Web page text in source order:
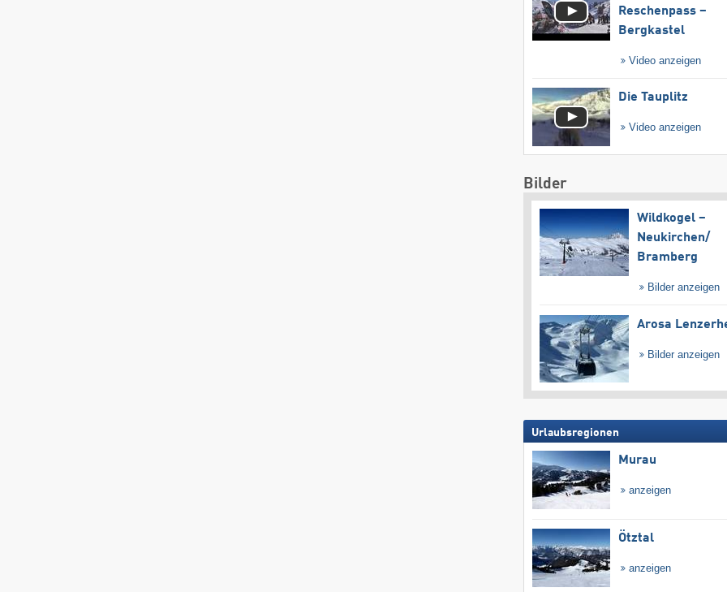
Reschenpass –
Bergkastel
Video anzeigen
Die Tauplitz
Video anzeigen
Bilder
Wildkogel –
Neukirchen/​
Bramberg
Bilder anzeigen
Arosa
Bilder anzeigen
Urlaubsregionen
Murau
anzeigen
Ötztal
anzeigen